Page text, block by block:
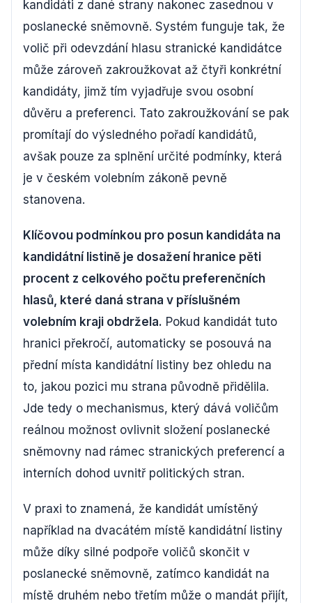
kandidáti z dané strany nakonec zasednou v
poslanecké sněmovně. Systém funguje tak, že
volič při odevzdání hlasu stranické kandidátce
může zároveň zakroužkovat až čtyři konkrétní
kandidáty, jimž tím vyjadřuje svou osobní
důvěru a preferenci. Tato zakroužkování se pak
promítají do výsledného pořadí kandidátů,
avšak pouze za splnění určité podmínky, která
je v českém volebním zákoně pevně
stanovena.
Klíčovou podmínkou pro posun kandidáta na
kandidátní listině je dosažení hranice pěti
procent z celkového počtu preferenčních
hlasů, které daná strana v příslušném
volebním kraji obdržela. Pokud kandidát tuto
hranici překročí, automaticky se posouvá na
přední místa kandidátní listiny bez ohledu na
to, jakou pozici mu strana původně přidělila.
Jde tedy o mechanismus, který dává voličům
reálnou možnost ovlivnit složení poslanecké
sněmovny nad rámec stranických preferencí a
interních dohod uvnitř politických stran.
V praxi to znamená, že kandidát umístěný
například na dvacátém místě kandidátní listiny
může díky silné podpoře voličů skončit v
poslanecké sněmovně, zatímco kandidát na
místě druhém nebo třetím může o mandát přijít,